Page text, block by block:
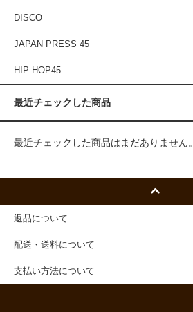
DISCO
JAPAN PRESS 45
HIP HOP45
最近チェックした商品
最近チェックした商品はまだありません。
返品について
配送・送料について
支払い方法について